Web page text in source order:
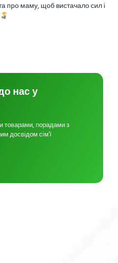
про маму, щоб вистачало сил і
нас у
порадами з
досвідом сім’ї